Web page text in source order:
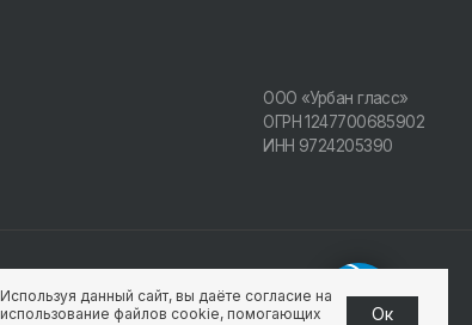
Поддержка сайта
Используя данный сайт, вы даёте согласие на
использование файлов cookie, помогающих
Oк